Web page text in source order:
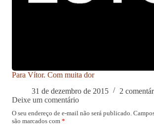
Para Vítor. Com muita dor
31 de dezembro de 2015
2
Deixe um comentário
O seu endereço de e-mail não será publicado.
são marcados com *